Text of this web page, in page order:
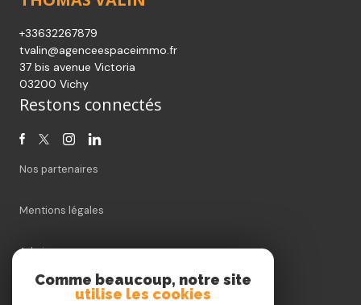
THÉO VERHOEVEN
06 72 41 77 11
tverhoeven@agenceespaceimmo.fr
VALÉRIE BLEOMELEN
vbleomelen@agenceespaceimmo.fr
03200 Vichy
03200 Vichy
Restons connectés
Comme beaucoup, notre site
utilise les cookies